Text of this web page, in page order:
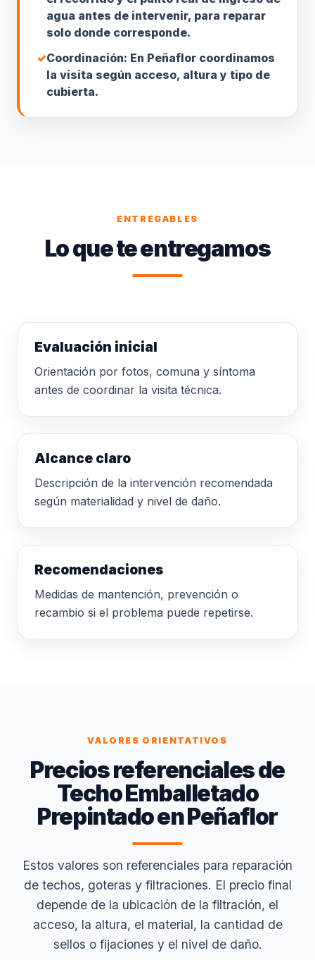
agua antes de intervenir, para reparar
solo donde corresponde.
✓Coordinación: En Peñaflor coordinamos
la visita según acceso, altura y tipo de
cubierta.
ENTREGABLES
Lo que te entregamos
Evaluación inicial
Orientación por fotos, comuna y síntoma
antes de coordinar la visita técnica.
Alcance claro
Descripción de la intervención recomendada
según materialidad y nivel de daño.
Recomendaciones
Medidas de mantención, prevención o
recambio si el problema puede repetirse.
VALORES ORIENTATIVOS
Precios referenciales de
Techo Emballetado
Prepintado en Peñaflor
Estos valores son referenciales para reparación
de techos, goteras y filtraciones. El precio final
depende de la ubicación de la filtración, el
acceso, la altura, el material, la cantidad de
sellos o fijaciones y el nivel de daño.